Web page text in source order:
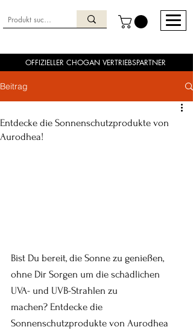
OFFIZIELLER CHOGAN VERTRIEBSPARTNER
Beitrag
Entdecke die Sonnenschutzprodukte von
Aurodhea!
Bist Du bereit, die Sonne zu genießen,
ohne Dir Sorgen um die schädlichen
UVA- und UVB-Strahlen zu
machen? Entdecke die
Sonnenschutzprodukte von Aurodhea